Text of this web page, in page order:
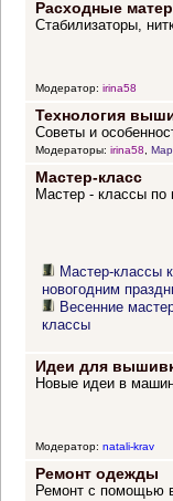
Расходные
Стабилизаторы,
Модератор: irina58
Технология
Советы и
Модераторы: irina58,
Мастер-класс
Мастер - классы по
Мастер-классы к
новогодним
Весенние
классы
Идеи для
Новые идеи в
Модератор: natali-krav
Ремонт одежды
Ремонт с помощью